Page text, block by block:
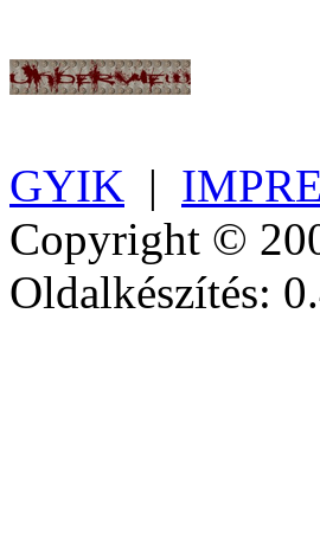
GYIK |
Copyright ©
Oldalkészítés: